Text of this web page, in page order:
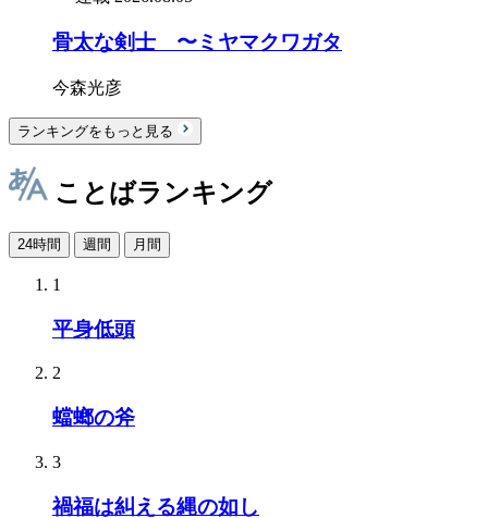
骨太な剣士 〜ミヤマクワガタ
今森光彦
ランキングをもっと見る
ことばランキング
24時間 週間 月間
1
平身低頭
2
蟷螂の斧
3
禍福は糾える縄の如し